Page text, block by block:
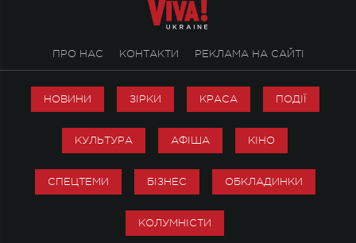
ПРО НАС КОНТАКТИ РЕКЛАМА НА САЙТІ
НОВИНИ ЗІРКИ КРАСА ПОДІЇ
КУЛЬТУРА АФІША КІНО
СПЕЦТЕМИ БІЗНЕС ОБКЛАДИНКИ
КОЛУМНІСТИ